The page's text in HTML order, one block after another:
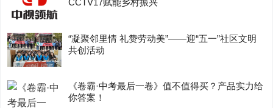
CCTV17赋能乡村振兴
“凝聚邻里情 礼赞劳动美”——迎“五一”社区文明
共创活动
《卷霸·中考最后一卷》值不值得买？产品实力给
你答案！